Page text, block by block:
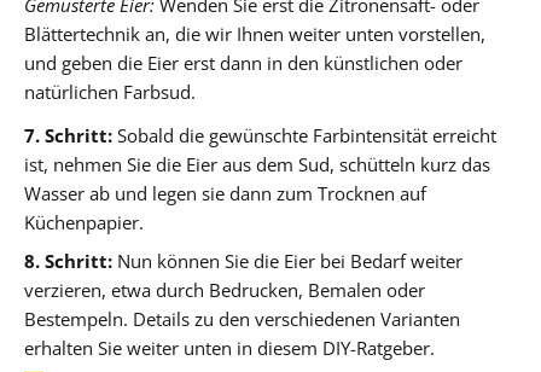
Blättertechnik an, die wir Ihnen weiter unten vorstellen,
und geben die Eier erst dann in den künstlichen oder
natürlichen Farbsud.
7. Schritt: Sobald die gewünschte Farbintensität erreicht
ist, nehmen Sie die Eier aus dem Sud, schütteln kurz das
Wasser ab und legen sie dann zum Trocknen auf
Küchenpapier.
8. Schritt: Nun können Sie die Eier bei Bedarf weiter
verzieren, etwa durch Bedrucken, Bemalen oder
Bestempeln. Details zu den verschiedenen Varianten
erhalten Sie weiter unten in diesem DIY-Ratgeber.